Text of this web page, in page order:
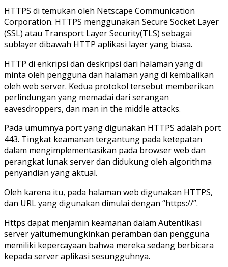
HTTPS di temukan oleh Netscape Communication
Corporation. HTTPS menggunakan Secure Socket Layer
(SSL) atau Transport Layer Security(TLS) sebagai
sublayer dibawah HTTP aplikasi layer yang biasa.
HTTP di enkripsi dan deskripsi dari halaman yang di
minta oleh pengguna dan halaman yang di kembalikan
oleh web server. Kedua protokol tersebut memberikan
perlindungan yang memadai dari serangan
eavesdroppers, dan man in the middle attacks.
Pada umumnya port yang digunakan HTTPS adalah port
443. Tingkat keamanan tergantung pada ketepatan
dalam mengimplementasikan pada browser web dan
perangkat lunak server dan didukung oleh algorithma
penyandian yang aktual.
Oleh karena itu, pada halaman web digunakan HTTPS,
dan URL yang digunakan dimulai dengan “https://”.
Https dapat menjamin keamanan dalam Autentikasi
server yaitumemungkinkan peramban dan pengguna
memiliki kepercayaan bahwa mereka sedang berbicara
kepada server aplikasi sesungguhnya.